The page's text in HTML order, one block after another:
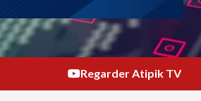
Regarder Atipik TV